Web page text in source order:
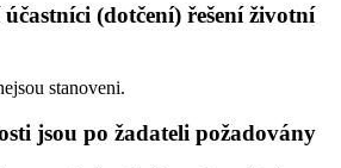
(dotčení) řešení životní
stanoveni.
jsou po žadateli požadovány